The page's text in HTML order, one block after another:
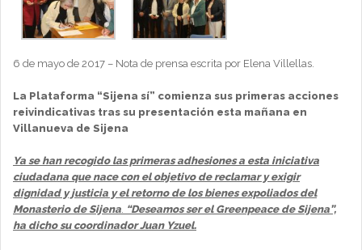
6 de mayo de 2017 – Nota de prensa escrita por Elena Villellas.
La Plataforma “Sijena sí” comienza sus primeras acciones
reivindicativas tras su presentación esta mañana en
Villanueva de Sijena
Ya se han recogido las primeras adhesiones a esta iniciativa
ciudadana que nace con el objetivo de reclamar y exigir
dignidad y justicia y el retorno de los bienes expoliados del
Monasterio de Sijena. “Deseamos ser el Greenpeace de Sijena”,
ha dicho su coordinador Juan Yzuel.